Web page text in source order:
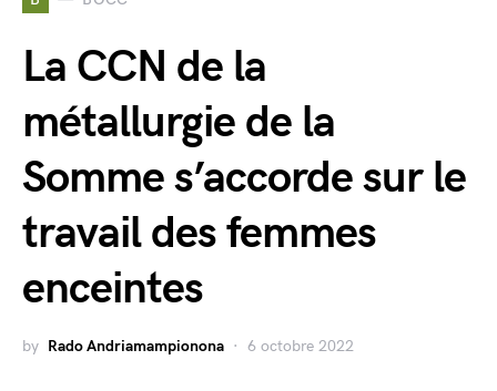
La CCN de la
métallurgie de la
Somme s’accorde sur le
travail des femmes
enceintes
by Rado Andriamampionona 6 octobre 2022